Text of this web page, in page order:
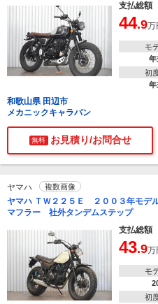
支払総額
44.9万
モ
年
初
年
和歌山県 田辺市
メカニックキャラバン
無料 お見積り/お問合せ
ヤマハ 複数画像
ヤマハ ＴＷ２２５Ｅ ２００３年モ
マフラー 社外タンデムステップ
支払総額
43.9万
モ
初